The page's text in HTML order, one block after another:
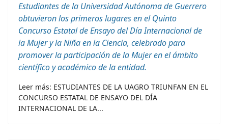
Estudiantes de la Universidad Autónoma de Guerrero
obtuvieron los primeros lugares en el Quinto
Concurso Estatal de Ensayo del Día Internacional de
la Mujer y la Niña en la Ciencia, celebrado para
promover la participación de la Mujer en el ámbito
científico y académico de la entidad.
Leer más: ESTUDIANTES DE LA UAGRO TRIUNFAN EN EL
CONCURSO ESTATAL DE ENSAYO DEL DÍA
INTERNACIONAL DE LA...